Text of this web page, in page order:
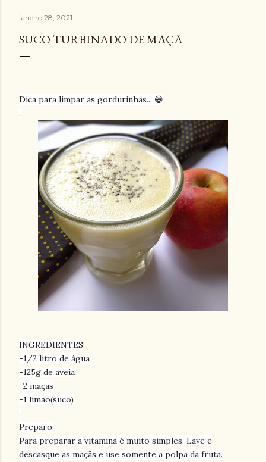
janeiro 28, 2021
SUCO TURBINADO DE MAÇÃ
Dica para limpar as gordurinhas... 😁
.
INGREDIENTES
-1/2 litro de água
-125g de aveia
-2 maçãs
-1 limão(suco)
.
Preparo:
Para preparar a vitamina é muito simples. Lave e
descasque as maçãs e use somente a polpa da fruta.